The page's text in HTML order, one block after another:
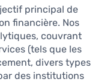
principal de
financière. Nos
couvrant
(tels que les
divers types
des institutions